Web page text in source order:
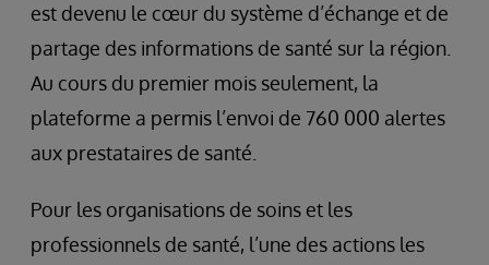
est devenu le cœur du système d’échange et de
partage des informations de santé sur la région.
Au cours du premier mois seulement, la
plateforme a permis l’envoi de 760 000 alertes
aux prestataires de santé.
Pour les organisations de soins et les
professionnels de santé, l’une des actions les